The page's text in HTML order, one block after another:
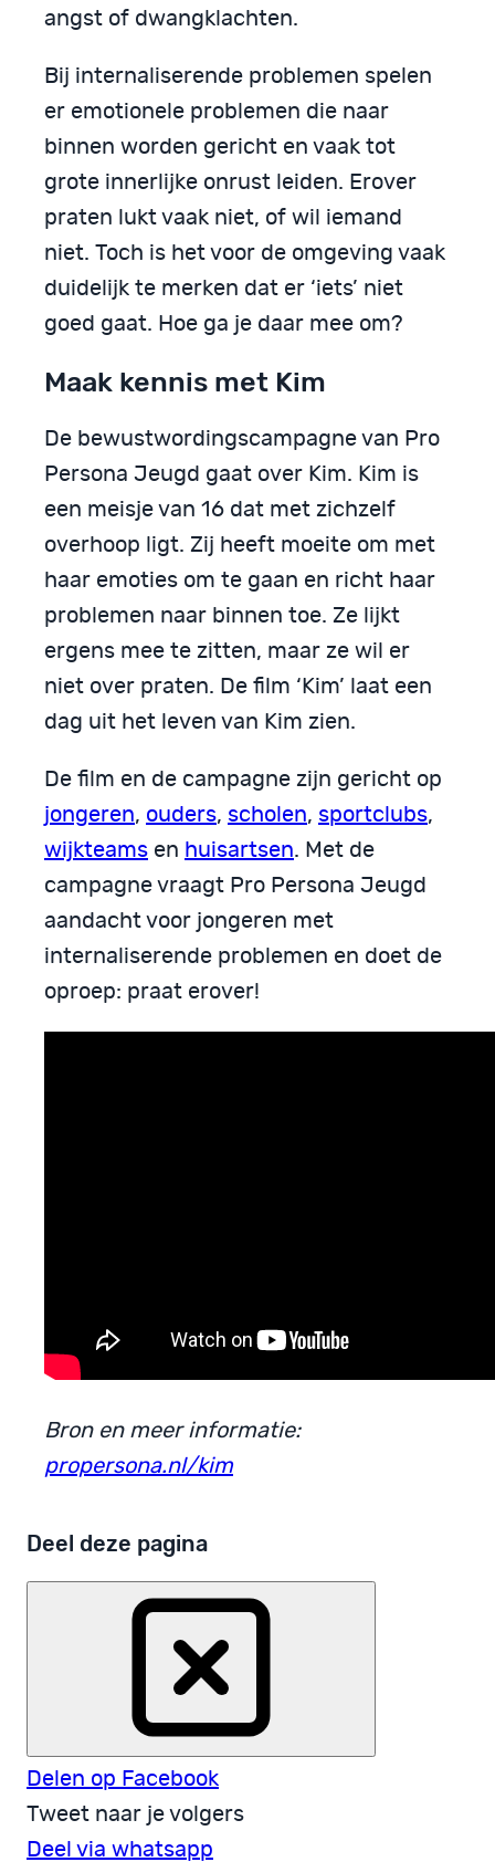
angst of dwangklachten.
Bij internaliserende problemen spelen
er emotionele problemen die naar
binnen worden gericht en vaak tot
grote innerlijke onrust leiden. Erover
praten lukt vaak niet, of wil iemand
niet. Toch is het voor de omgeving vaak
duidelijk te merken dat er ‘iets’ niet
goed gaat. Hoe ga je daar mee om?
Maak kennis met Kim
De bewustwordingscampagne van Pro
Persona Jeugd gaat over Kim. Kim is
een meisje van 16 dat met zichzelf
overhoop ligt. Zij heeft moeite om met
haar emoties om te gaan en richt haar
problemen naar binnen toe. Ze lijkt
ergens mee te zitten, maar ze wil er
niet over praten. De film ‘Kim’ laat een
dag uit het leven van Kim zien.
De film en de campagne zijn gericht op
jongeren, ouders, scholen, sportclubs,
wijkteams en huisartsen. Met de
campagne vraagt Pro Persona Jeugd
aandacht voor jongeren met
internaliserende problemen en doet de
oproep: praat erover!
Bron en meer informatie:
propersona.nl/kim
Deel deze pagina
Delen op Facebook
Tweet naar je volgers
Deel via whatsapp